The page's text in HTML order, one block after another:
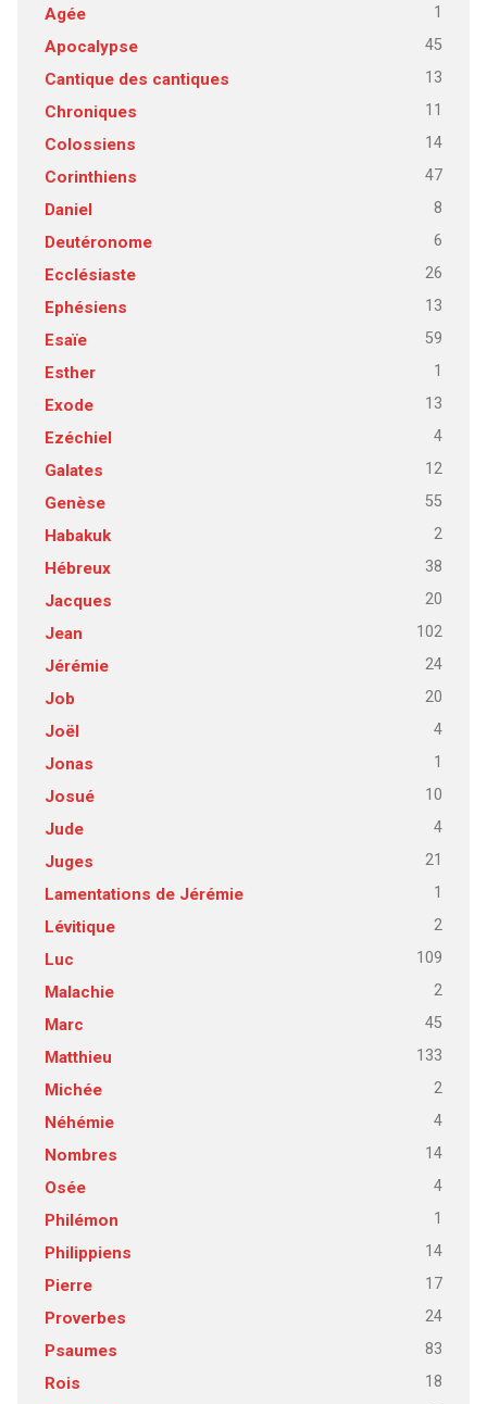
Agée 1
Apocalypse 45
Cantique des cantiques 13
Chroniques 11
Colossiens 14
Corinthiens 47
Daniel 8
Deutéronome 6
Ecclésiaste 26
Ephésiens 13
Esaïe 59
Esther 1
Exode 13
Ezéchiel 4
Galates 12
Genèse 55
Habakuk 2
Hébreux 38
Jacques 20
Jean 102
Jérémie 24
Job 20
Joël 4
Jonas 1
Josué 10
Jude 4
Juges 21
Lamentations de Jérémie 1
Lévitique 2
Luc 109
Malachie 2
Marc 45
Matthieu 133
Michée 2
Néhémie 4
Nombres 14
Osée 4
Philémon 1
Philippiens 14
Pierre 17
Proverbes 24
Psaumes 83
Rois 18